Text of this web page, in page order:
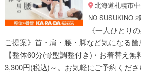
北海道札幌市
NO SUSUKINO 2
《一人ひとり
ご提案》首・肩・腰・脚など気になる箇
【整体60分(骨盤調整付き)・お着替え
3,300円(税込)～。お気軽にご予約くださ